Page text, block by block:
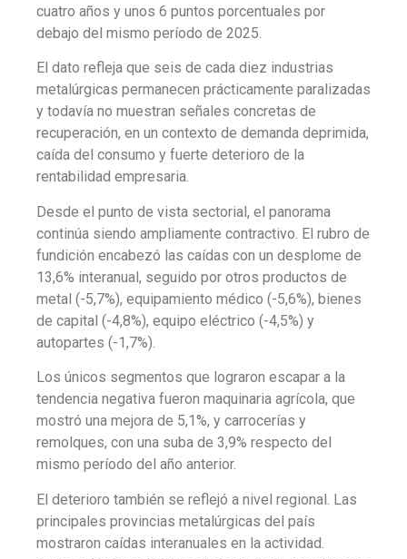
cuatro años y unos 6 puntos porcentuales por
debajo del mismo período de 2025.
El dato refleja que seis de cada diez industrias
metalúrgicas permanecen prácticamente paralizadas
y todavía no muestran señales concretas de
recuperación, en un contexto de demanda deprimida,
caída del consumo y fuerte deterioro de la
rentabilidad empresaria.
Desde el punto de vista sectorial, el panorama
continúa siendo ampliamente contractivo. El rubro de
fundición encabezó las caídas con un desplome de
13,6% interanual, seguido por otros productos de
metal (-5,7%), equipamiento médico (-5,6%), bienes
de capital (-4,8%), equipo eléctrico (-4,5%) y
autopartes (-1,7%).
Los únicos segmentos que lograron escapar a la
tendencia negativa fueron maquinaria agrícola, que
mostró una mejora de 5,1%, y carrocerías y
remolques, con una suba de 3,9% respecto del
mismo período del año anterior.
El deterioro también se reflejó a nivel regional. Las
principales provincias metalúrgicas del país
mostraron caídas interanuales en la actividad.